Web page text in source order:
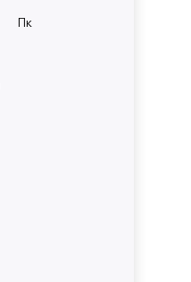
Пк